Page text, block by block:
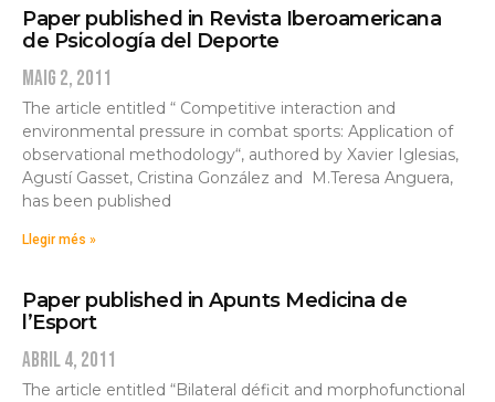
Paper published in Revista Iberoamericana
de Psicología del Deporte
maig 2, 2011
The article entitled “ Competitive interaction and
environmental pressure in combat sports: Application of
observational methodology“, authored by Xavier Iglesias,
Agustí Gasset, Cristina González and M.Teresa Anguera,
has been published
Llegir més »
Paper published in Apunts Medicina de
l’Esport
abril 4, 2011
The article entitled “Bilateral déficit and morphofunctional